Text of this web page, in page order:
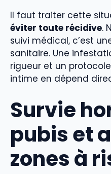
Il faut traiter cette
éviter toute récidive.
suivi médical, c’est
sanitaire. Une
rigueur et un
intime en dépend
Survie
pubis et
zones à